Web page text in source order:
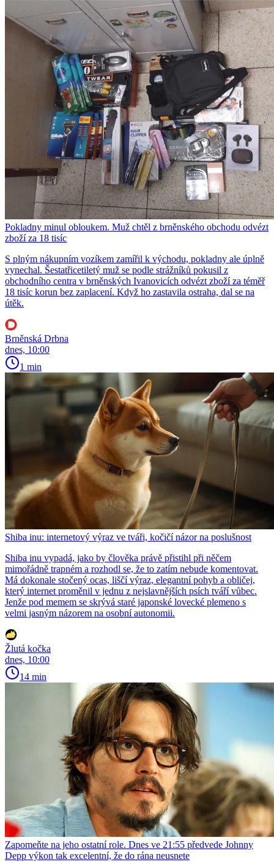
Pokladny minul obloukem. Muž chtěl z brněnského obchodu odvézt
zboží za 18 tisíc
S plným nákupním vozíkem zamířil k východu, pokladny ale úplně
vynechal. Šestatřicetiletý muž se podle strážníků pokusil z
obchodního centra v brněnských Ivanovicích odvézt zboží za téměř
18 tisíc korun bez zaplacení. Když ho zastavila ostraha, dal se na
útěk.
Brněnská Drbna
dnes, 10:00
1 min
Shiba inu: internetový výraz ve tváři, kočičí názor na poslušnost
Shiba inu vypadá, jako by člověka právě přistihl při něčem
mimořádně trapném a rozhodl se, že to zatím nebude komentovat.
Má dokonale stočený ocas, liščí výraz, elegantní pohyb a obličej,
který internet proměnil v jednu z nejslavnějších psích tváří vůbec.
Jenže pod memem se skrývá staré japonské lovecké plemeno s
velmi jasným názorem na osobní autonomii.
Žlutá kočka
dnes, 10:00
14 min
Zapomeňte na jeho ostatní role. Dnes ve 21:55 předvede Johnny
Depp výkon tak excelentní, že do rána neusnete